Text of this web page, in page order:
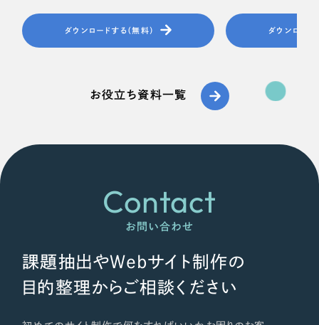
ダウンロードする（無料） ダウンロード
お役立ち資料一覧
Contact
お問い合わせ
課題抽出やWebサイト制作の
目的整理からご相談ください